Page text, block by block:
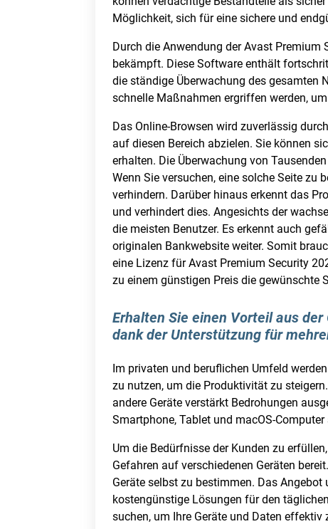
Möglichkeit, sich für eine sichere und
Durch die Anwendung der Avast
bekämpft. Diese Software enthält
die ständige Überwachung des gesamten
schnelle Maßnahmen ergriffen werden,
Das Online-Browsen wird zuverlässig
auf diesen Bereich abzielen. Sie können
erhalten. Die Überwachung von
Wenn Sie versuchen, eine solche Seite
verhindern. Darüber hinaus erkennt das
und verhindert dies. Angesichts der
die meisten Benutzer. Es erkennt auch
originalen Bankwebsite weiter. Somit
eine Lizenz für Avast Premium Security
zu einem günstigen Preis die gewünschte
Erhalten Sie einen Vorteil aus
dank der Unterstützung für
Im privaten und beruflichen Umfeld
zu nutzen, um die Produktivität zu
andere Geräte verstärkt Bedrohungen
Smartphone, Tablet und macOS-Computer
Um die Bedürfnisse der Kunden zu
Gefahren auf verschiedenen Geräten
Geräte selbst zu bestimmen. Das
kostengünstige Lösungen für den
suchen, um Ihre Geräte und Daten effektiv